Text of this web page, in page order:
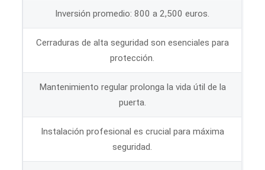
Inversión promedio: 800 a 2,500 euros.
Cerraduras de alta seguridad son esenciales para
protección.
Mantenimiento regular prolonga la vida útil de la
puerta.
Instalación profesional es crucial para máxima
seguridad.